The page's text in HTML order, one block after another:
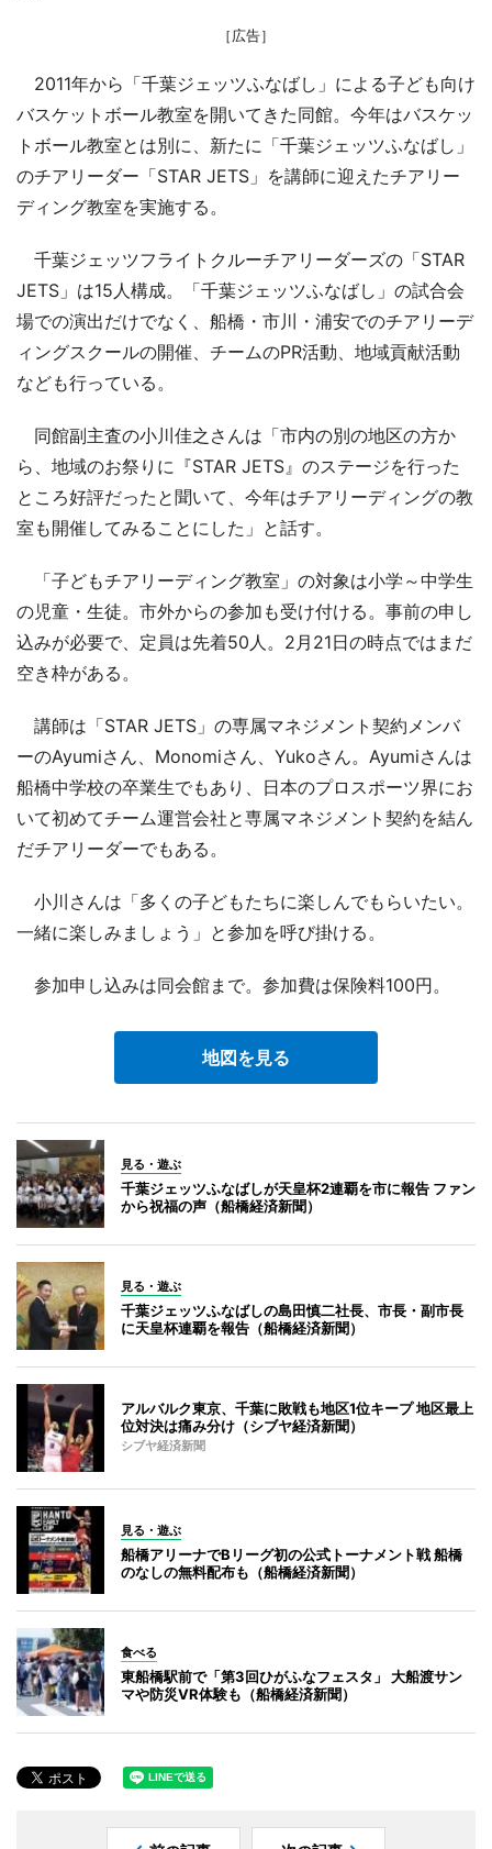
［広告］
2011年から「千葉ジェッツふなばし」による子ども向け
バスケットボール教室を開いてきた同館。今年はバスケッ
トボール教室とは別に、新たに「千葉ジェッツふなばし」
のチアリーダー「STAR JETS」を講師に迎えたチアリー
ディング教室を実施する。
千葉ジェッツフライトクルーチアリーダーズの「STAR
JETS」は15人構成。「千葉ジェッツふなばし」の試合会
場での演出だけでなく、船橋・市川・浦安でのチアリーデ
ィングスクールの開催、チームのPR活動、地域貢献活動
なども行っている。
同館副主査の小川佳之さんは「市内の別の地区の方か
ら、地域のお祭りに『STAR JETS』のステージを行った
ところ好評だったと聞いて、今年はチアリーディングの教
室も開催してみることにした」と話す。
「子どもチアリーディング教室」の対象は小学～中学生
の児童・生徒。市外からの参加も受け付ける。事前の申し
込みが必要で、定員は先着50人。2月21日の時点ではまだ
空き枠がある。
講師は「STAR JETS」の専属マネジメント契約メンバ
ーのAyumiさん、Monomiさん、Yukoさん。Ayumiさんは
船橋中学校の卒業生でもあり、日本のプロスポーツ界にお
いて初めてチーム運営会社と専属マネジメント契約を結ん
だチアリーダーでもある。
小川さんは「多くの子どもたちに楽しんでもらいたい。
一緒に楽しみましょう」と参加を呼び掛ける。
参加申し込みは同会館まで。参加費は保険料100円。
地図を見る
見る・遊ぶ
千葉ジェッツふなばしが天皇杯2連覇を市に報告 ファン
から祝福の声（船橋経済新聞）
見る・遊ぶ
千葉ジェッツふなばしの島田慎二社長、市長・副市長
に天皇杯連覇を報告（船橋経済新聞）
アルバルク東京、千葉に敗戦も地区1位キープ 地区最上
位対決は痛み分け（シブヤ経済新聞）
シブヤ経済新聞
見る・遊ぶ
船橋アリーナでBリーグ初の公式トーナメント戦 船橋
のなしの無料配布も（船橋経済新聞）
食べる
東船橋駅前で「第3回ひがふなフェスタ」 大船渡サン
マや防災VR体験も（船橋経済新聞）